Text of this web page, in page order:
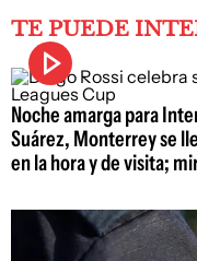
TE PUEDE
Noche amarga para
Suárez, Monterrey se
en la hora y de visita;